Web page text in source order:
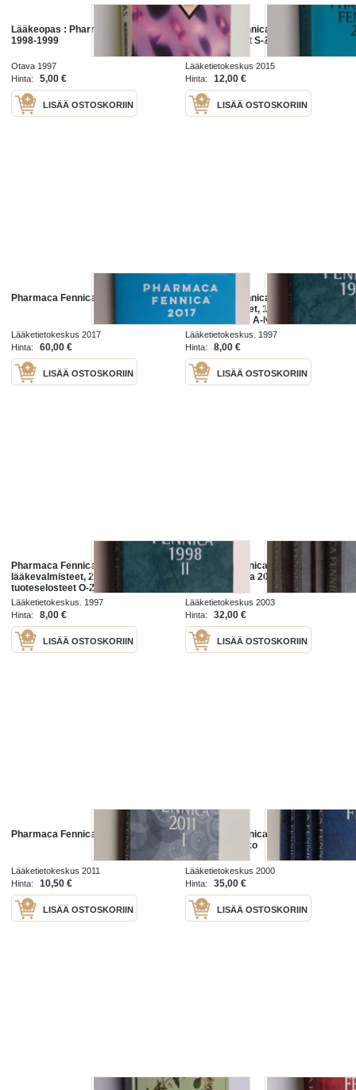
Lääkeopas : Pharmaca Fennica
1998-1999
Otava 1997
Hinta:
5,00 €
LISÄÄ OSTOSKORIIN
Pharmaca Fennica 2015, 5 -
Tuoteselosteet S-Z
Lääketietokeskus 2015
Hinta:
12,00 €
LISÄÄ OSTOSKORIIN
Pharmaca Fennica 2017
Lääketietokeskus 2017
Hinta:
60,00 €
LISÄÄ OSTOSKORIIN
Pharmaca Fennica 1998 :
lääkevalmisteet, 1 - Terapiaosa,
tuoteselosteet A-N, asiantuntija-
artikkelit, viranomaismääräykset,
luettelot, hinnasto
Lääketietokeskus. 1997
Hinta:
8,00 €
LISÄÄ OSTOSKORIIN
Pharmaca Fennica 1998 :;
lääkevalmisteet, 2 - Terapiaosa,
tuoteselosteet O-Z/3M, hinnasto
Lääketietokeskus. 1997
Hinta:
8,00 €
LISÄÄ OSTOSKORIIN
Pharmaca fennica 2003 : 1-3
+täydennysosa 2003
Lääketietokeskus 2003
Hinta:
32,00 €
LISÄÄ OSTOSKORIIN
Pharmaca Fennica 2011 1
Lääketietokeskus 2011
Hinta:
10,50 €
LISÄÄ OSTOSKORIIN
Pharmaca fennica 2000 1-3 +
täydennysvihko
Lääketietokeskus 2000
Hinta:
35,00 €
LISÄÄ OSTOSKORIIN